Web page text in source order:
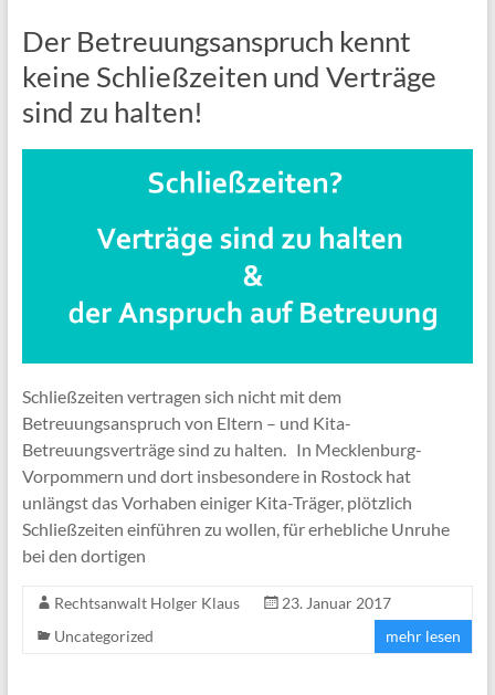
Der Betreuungsanspruch kennt
keine Schließzeiten und Verträge
sind zu halten!
Schließzeiten vertragen sich nicht mit dem
Betreuungsanspruch von Eltern – und Kita-
Betreuungsverträge sind zu halten. In Mecklenburg-
Vorpommern und dort insbesondere in Rostock hat
unlängst das Vorhaben einiger Kita-Träger, plötzlich
Schließzeiten einführen zu wollen, für erhebliche Unruhe
bei den dortigen
Rechtsanwalt Holger Klaus
23. Januar 2017
Uncategorized
mehr lesen